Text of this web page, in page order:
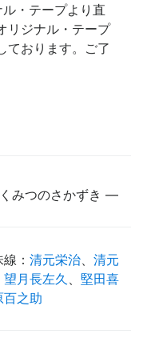
・テープより直
リジナル・テープ
ております。ご了
みつのさかずき —
線 ： 清元栄治
清元
望月長左久
堅田喜
百之助